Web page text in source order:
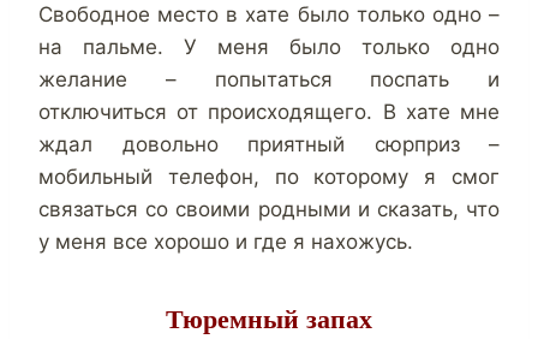
Свободное место в хате было только одно –
на пальме. У меня было только одно
желание – попытаться поспать и
отключиться от происходящего. В хате мне
ждал довольно приятный сюрприз –
мобильный телефон, по которому я смог
связаться со своими родными и сказать, что
у меня все хорошо и где я нахожусь.
Тюремный запах